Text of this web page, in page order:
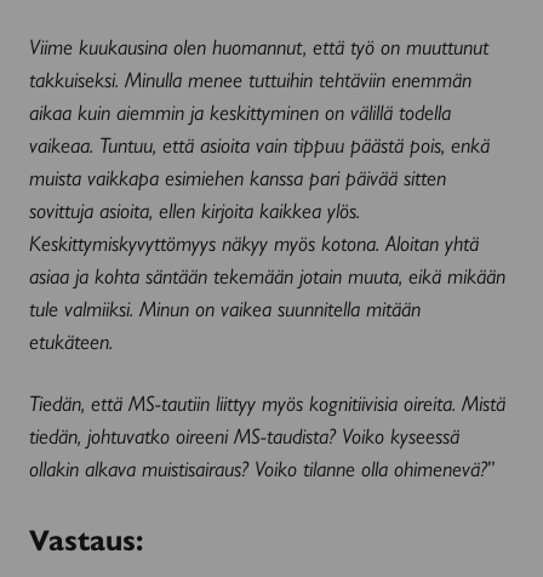
Viime kuukausina olen huomannut, että työ on muuttunut
takkuiseksi. Minulla menee tuttuihin tehtäviin enemmän
aikaa kuin aiemmin ja keskittyminen on välillä todella
vaikeaa. Tuntuu, että asioita vain tippuu päästä pois, enkä
muista vaikkapa esimiehen kanssa pari päivää sitten
sovittuja asioita, ellen kirjoita kaikkea ylös.
Keskittymiskyvyttömyys näkyy myös kotona. Aloitan yhtä
asiaa ja kohta säntään tekemään jotain muuta, eikä mikään
tule valmiiksi. Minun on vaikea suunnitella mitään
etukäteen.
Tiedän, että MS-tautiin liittyy myös kognitiivisia oireita. Mistä
tiedän, johtuvatko oireeni MS-taudista? Voiko kyseessä
ollakin alkava muistisairaus? Voiko tilanne olla ohimenevä?”
Vastaus: